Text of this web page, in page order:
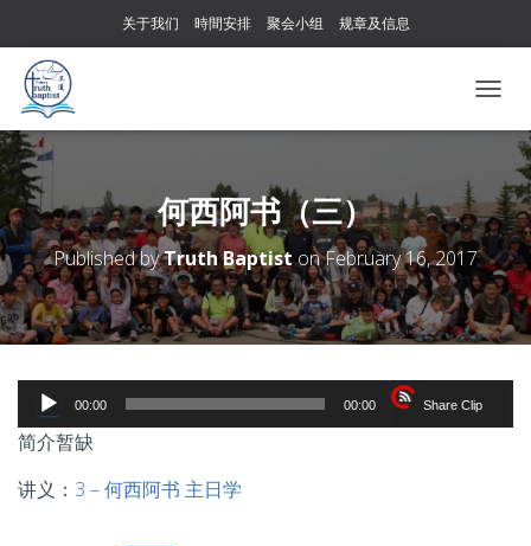
关于我们 時間安排 聚会小组 规章及信息
O
E
N
A
V
I
G
T
何西阿书（三）
Published byTruth BaptistonFebruary 16, 2017
Audio
Player
00:00 00:00 Share Clip
简介暂缺
讲义： 3 – 何西阿书 主日学